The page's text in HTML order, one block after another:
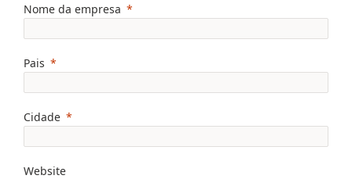
Nome da empresa
Pais
Cidade
Website